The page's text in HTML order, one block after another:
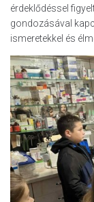
érdeklődéssel
gondozásával
ismeretekkel és